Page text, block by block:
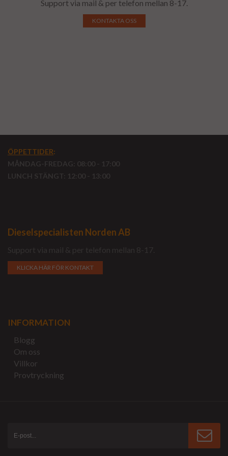
Support via mail & per telefon mellan 8-17.
KONTAKTA OSS
ÖPPETTIDER:
MÅNDAG-FREDAG: 08:00 - 17:00
LUNCH STÄNGT: 12:00 - 13:00
Dieselspecialisten Norden AB
Support via mail & per telefon mellan 8-17.
KLICKA HÄR FÖR KONTAKT
INFORMATION
Blogg
Om oss
Villkor
Provtryckning